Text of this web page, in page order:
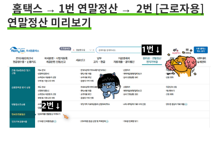
홈택스 → 1번 연말정산 → 2번 [근로자용]
연말정산 미리보기